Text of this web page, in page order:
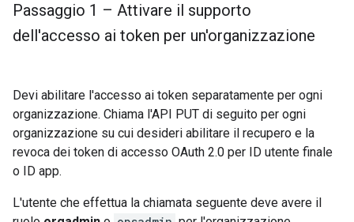
Passaggio 1 – Attivare il supporto
dell'accesso ai token per un'organizzazione
Devi abilitare l'accesso ai token separatamente per ogni
organizzazione. Chiama l'API PUT di seguito per ogni
organizzazione su cui desideri abilitare il recupero e la
revoca dei token di accesso OAuth 2.0 per ID utente finale
o ID app.
L'utente che effettua la chiamata seguente deve avere il